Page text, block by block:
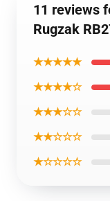
11 reviews
Rugzak
★★★★★
★★★★☆
★★★☆☆
★★☆☆☆
★☆☆☆☆